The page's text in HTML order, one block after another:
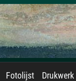
Fotolijst Drukwerk